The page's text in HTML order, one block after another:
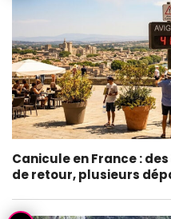
Canicule en France :
de retour, plusieurs